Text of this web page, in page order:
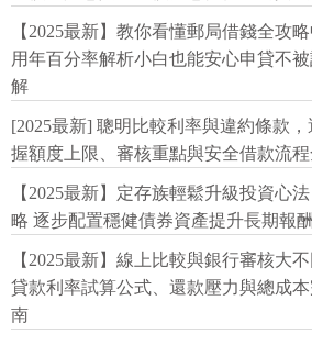
【2025最新】教你看懂郵局借錢全攻
用年百分率解析小白也能安心申貸不
解
[2025最新] 聰明比較利率與違約條款
握額度上限、審核重點與安全借款流
【2025最新】定存族輕鬆升級投資心
略 逐步配置穩健債券資產提升長期報
【2025最新】線上比較與銀行審核大
貸款利率試算公式、還款壓力與總成
南